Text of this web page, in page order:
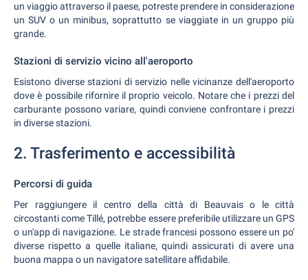
un viaggio attraverso il paese, potreste prendere in considerazione
un SUV o un minibus, soprattutto se viaggiate in un gruppo più
grande.
Stazioni di servizio vicino all'aeroporto
Esistono diverse stazioni di servizio nelle vicinanze dell'aeroporto
dove è possibile rifornire il proprio veicolo. Notare che i prezzi del
carburante possono variare, quindi conviene confrontare i prezzi
in diverse stazioni.
2. Trasferimento e accessibilità
Percorsi di guida
Per raggiungere il centro della città di Beauvais o le città
circostanti come Tillé, potrebbe essere preferibile utilizzare un GPS
o un'app di navigazione. Le strade francesi possono essere un po'
diverse rispetto a quelle italiane, quindi assicurati di avere una
buona mappa o un navigatore satellitare affidabile.